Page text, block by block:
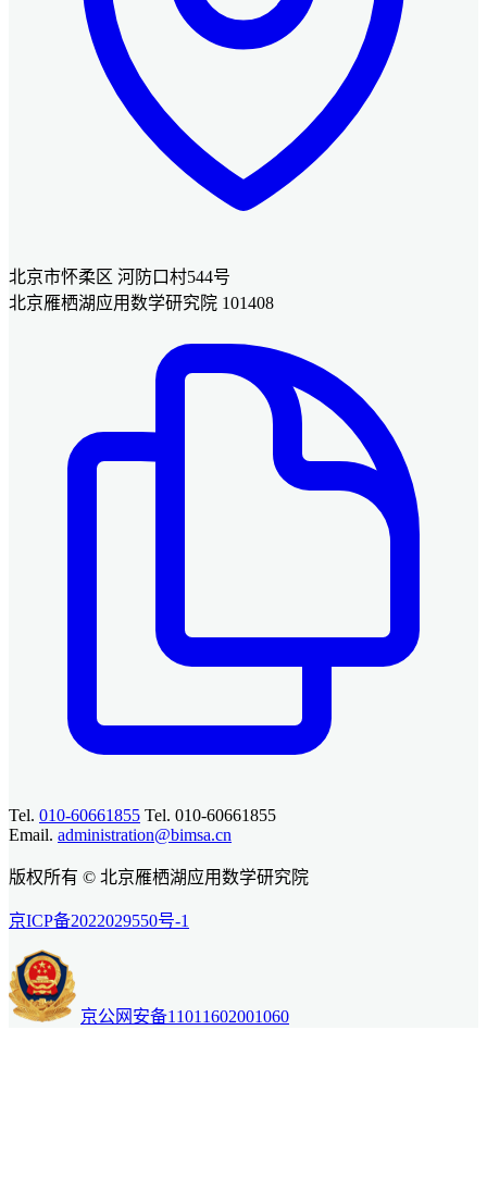
北京市怀柔区 河防口村544号
北京雁栖湖应用数学研究院 101408
Tel. 010-60661855 Tel. 010-60661855
Email. administration@bimsa.cn
版权所有 © 北京雁栖湖应用数学研究院
京ICP备2022029550号-1
京公网安备11011602001060